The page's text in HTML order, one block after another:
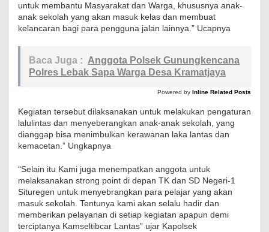
n
a
k
D
N
-
S
i
r
e
g
untuk membantu Masyarakat dan Warga, khususnya anak-
anak sekolah yang akan masuk kelas dan membuat
kelancaran bagi para pengguna jalan lainnya.” Ucapnya
Baca Juga : Anggota Polsek Gunungkencana
Polres Lebak Sapa Warga Desa Kramatjaya
Powered by Inline Related Posts
Kegiatan tersebut dilaksanakan untuk melakukan pengaturan
lalulintas dan menyeberangkan anak-anak sekolah, yang
dianggap bisa menimbulkan kerawanan laka lantas dan
kemacetan.” Ungkapnya
“Selain itu Kami juga menempatkan anggota untuk
melaksanakan strong point di depan TK dan SD Negeri-1
Situregen untuk menyebrangkan para pelajar yang akan
masuk sekolah. Tentunya kami akan selalu hadir dan
memberikan pelayanan di setiap kegiatan apapun demi
terciptanya Kamseltibcar Lantas” ujar Kapolsek